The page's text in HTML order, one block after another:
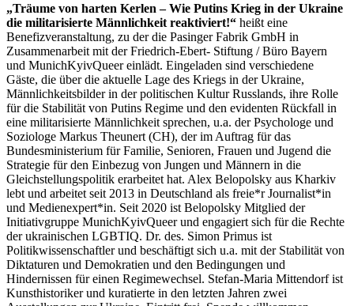
„Träume von harten Kerlen – Wie Putins Krieg in der Ukraine
die militarisierte Männlichkeit reaktiviert!“ heißt eine
Benefizveranstaltung, zu der die Pasinger Fabrik GmbH in
Zusammenarbeit mit der Friedrich-Ebert- Stiftung / Büro Bayern
und MunichKyivQueer einlädt. Eingeladen sind verschiedene
Gäste, die über die aktuelle Lage des Kriegs in der Ukraine,
Männlichkeitsbilder in der politischen Kultur Russlands, ihre Rolle
für die Stabilität von Putins Regime und den evidenten Rückfall in
eine militarisierte Männlichkeit sprechen, u.a. der Psychologe und
Soziologe Markus Theunert (CH), der im Auftrag für das
Bundesministerium für Familie, Senioren, Frauen und Jugend die
Strategie für den Einbezug von Jungen und Männern in die
Gleichstellungspolitik erarbeitet hat. Alex Belopolsky aus Kharkiv
lebt und arbeitet seit 2013 in Deutschland als freie*r Journalist*in
und Medienexpert*in. Seit 2020 ist Belopolsky Mitglied der
Initiativgruppe MunichKyivQueer und engagiert sich für die Rechte
der ukrainischen LGBTIQ. Dr. des. Simon Primus ist
Politikwissenschaftler und beschäftigt sich u.a. mit der Stabilität von
Diktaturen und Demokratien und den Bedingungen und
Hindernissen für einen Regimewechsel. Stefan-Maria Mittendorf ist
Kunsthistoriker und kuratierte in den letzten Jahren zwei